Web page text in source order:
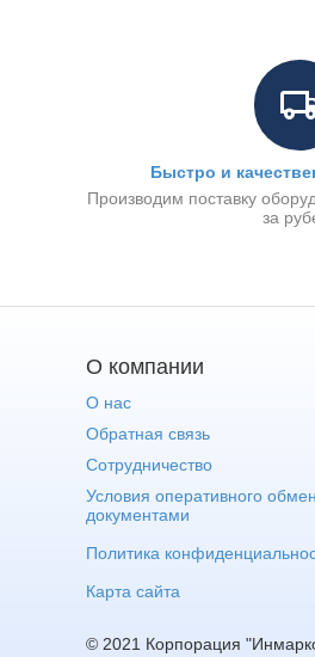
Топливная система
Расход топлива при 100%
Расход топлива при 50%
Вид топлива:
Высота, мм:
Габариты радиатора
мм):
Ширина, мм:
Быстро и
Производим поставку
за
О компании
О нас
Обратная связь
Сотрудничество
Условия оперативного
документами
Политика
Карта сайта
© 2021 Корпорация